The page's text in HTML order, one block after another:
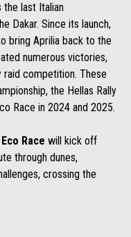
the last Italian
Dakar. Since its launch,
bring Aprilia back to the
numerous victories,
raid competition. These
the Hellas Rally
Race in 2024 and 2025.
Race will kick off
through dunes,
crossing the